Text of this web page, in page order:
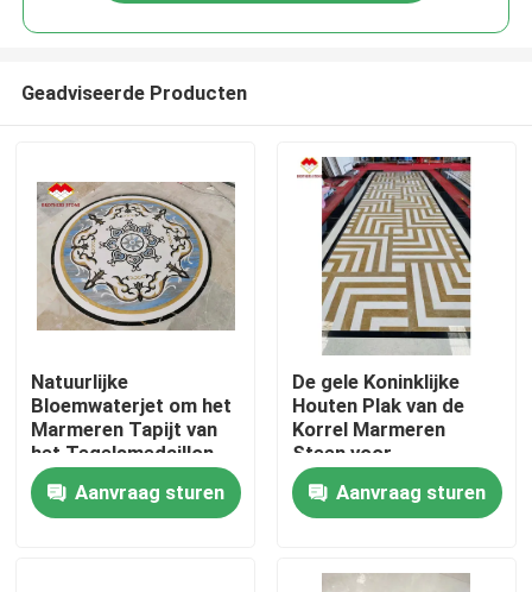
Thuis
Geadviseerde Producten
Natuurlijke
Bloemwaterjet om het
Marmeren Tapijt van
het Tegelsmedaillon
Aanvraag sturen
De gele Koninklijke
Houten Plak van de
Korrel Marmeren
Steen voor
Halwaterjet Medaillon
Aanvraag sturen